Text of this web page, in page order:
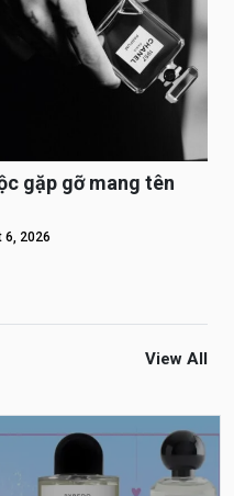
gặp gỡ mang tên
6, 2026
View All